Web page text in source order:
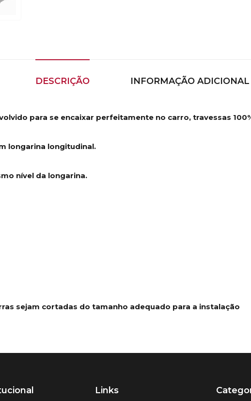
DESCRIÇÃO INFORMAÇÃO ADICIONAL
para se encaixar perfeitamente no carro, travessas
longarina longitudinal.
nível da longarina.
sejam cortadas do tamanho adequado para a instalação
Links